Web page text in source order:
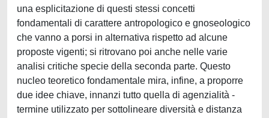
una esplicitazione di questi stessi concetti
fondamentali di carattere antropologico e gnoseologico
che vanno a porsi in alternativa rispetto ad alcune
proposte vigenti; si ritrovano poi anche nelle varie
analisi critiche specie della seconda parte. Questo
nucleo teoretico fondamentale mira, infine, a proporre
due idee chiave, innanzi tutto quella di agenzialità -
termine utilizzato per sottolineare diversità e distanza